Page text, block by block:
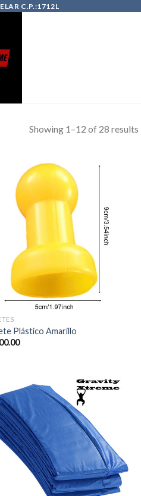
C.P.:1712L
Showing 1–12 of 28 results
Plástico Amarillo